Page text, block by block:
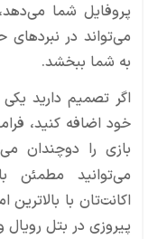
پروفایل شما
می‌تواند در
به شما ببخشد.
اگر تصمیم دارید
خود اضافه کنید،
بازی را دوچندان
می‌توانید مطمئن
اکانت‌تان با
پیروزی در بتل رویال